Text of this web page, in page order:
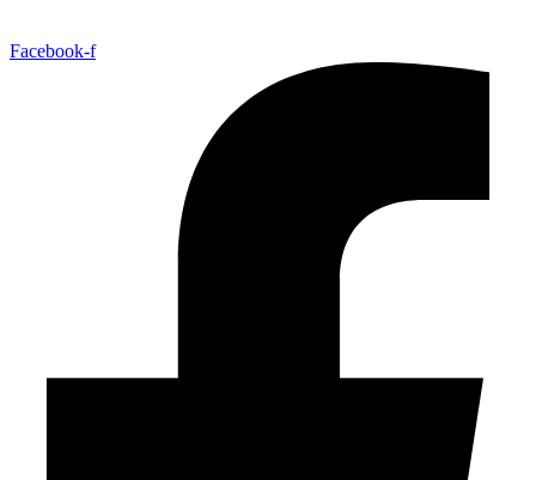
Facebook-f